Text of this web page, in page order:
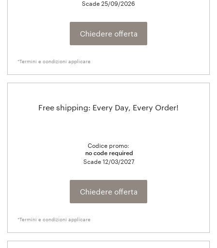
Scade 25/09/2026
*Termini e condizioni applicare
Chiedere offerta
Free shipping: Every Day, Every Order!
Codice promo:
no code required
Scade 12/03/2027
*Termini e condizioni applicare
Chiedere offerta